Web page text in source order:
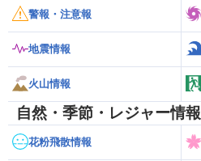
警報・注意報
地震情報
火山情報
自然・季節・レジャー情報
花粉飛散情報